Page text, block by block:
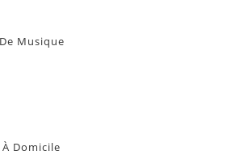
Musique
Domicile